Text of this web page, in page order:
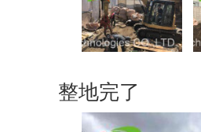
整地完了